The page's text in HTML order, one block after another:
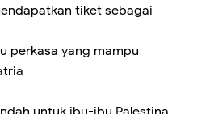
tiket sebagai
perkasa yang mampu